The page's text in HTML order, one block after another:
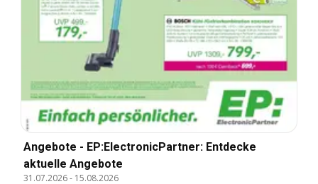
Angebote - EP:ElectronicPartner: Entdecke
aktuelle Angebote
31.07.2026- 15.08.2026